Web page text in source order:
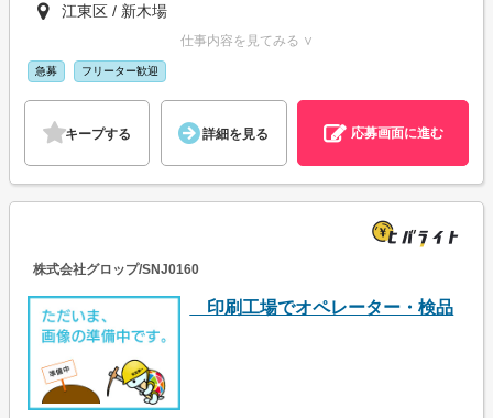
江東区 / 新木場
仕事内容を見てみる ∨
急募 フリーター歓迎
キープする 詳細を見る 応募画面に進む
株式会社グロップ/SNJ0160
印刷工場でオペレーター・検品